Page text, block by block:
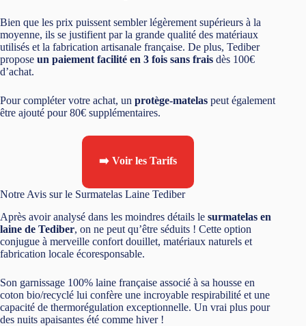
Bien que les prix puissent sembler légèrement supérieurs à la
moyenne, ils se justifient par la grande qualité des matériaux
utilisés et la fabrication artisanale française. De plus, Tediber
propose un paiement facilité en 3 fois sans frais dès 100€
d’achat.
Pour compléter votre achat, un protège-matelas peut également
être ajouté pour 80€ supplémentaires.
➡️ Voir les Tarifs
Notre Avis sur le Surmatelas Laine Tediber
Après avoir analysé dans les moindres détails le surmatelas en
laine de Tediber, on ne peut qu’être séduits ! Cette option
conjugue à merveille confort douillet, matériaux naturels et
fabrication locale écoresponsable.
Son garnissage 100% laine française associé à sa housse en
coton bio/recyclé lui confère une incroyable respirabilité et une
capacité de thermorégulation exceptionnelle. Un vrai plus pour
des nuits apaisantes été comme hiver !